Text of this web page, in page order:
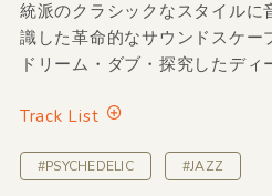
統派のクラシックなスタイルに
識した革命的なサウンドスケー
ドリーム・ダブ・探究したデ
Track List
#PSYCHEDELIC #JAZZ